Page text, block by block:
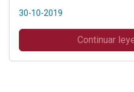
30-10-2019
Continuar